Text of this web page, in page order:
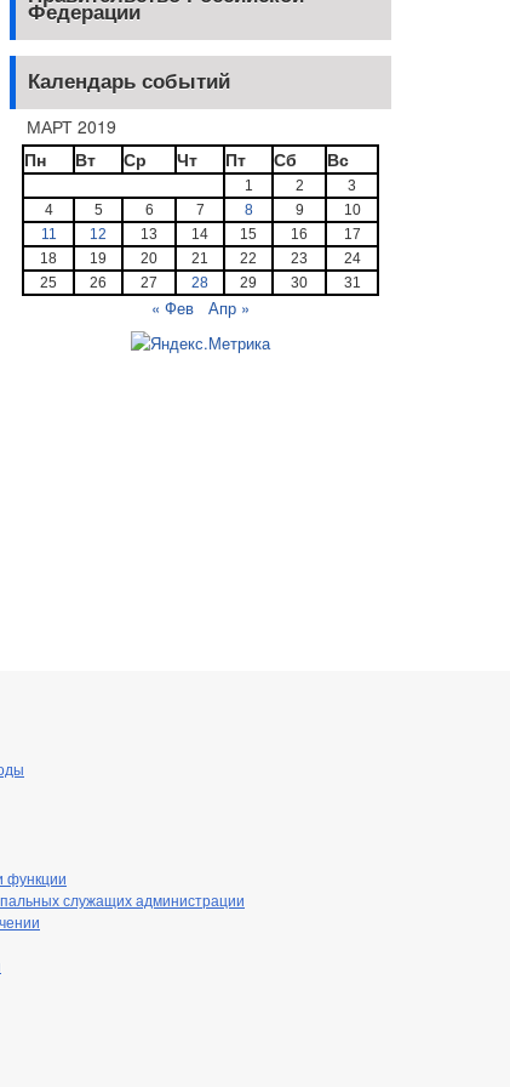
Федерации
Календарь событий
МАРТ 2019
Пн
Вт Ср Чт Пт Сб Вс
1 2
3
4
5 6 7 8 9
10
11
12 13 14 15 16
17
18
19 20 21 22 23
24
25
26 27 28 29 30 31
« Фев Апр »
функции
служащих администрации